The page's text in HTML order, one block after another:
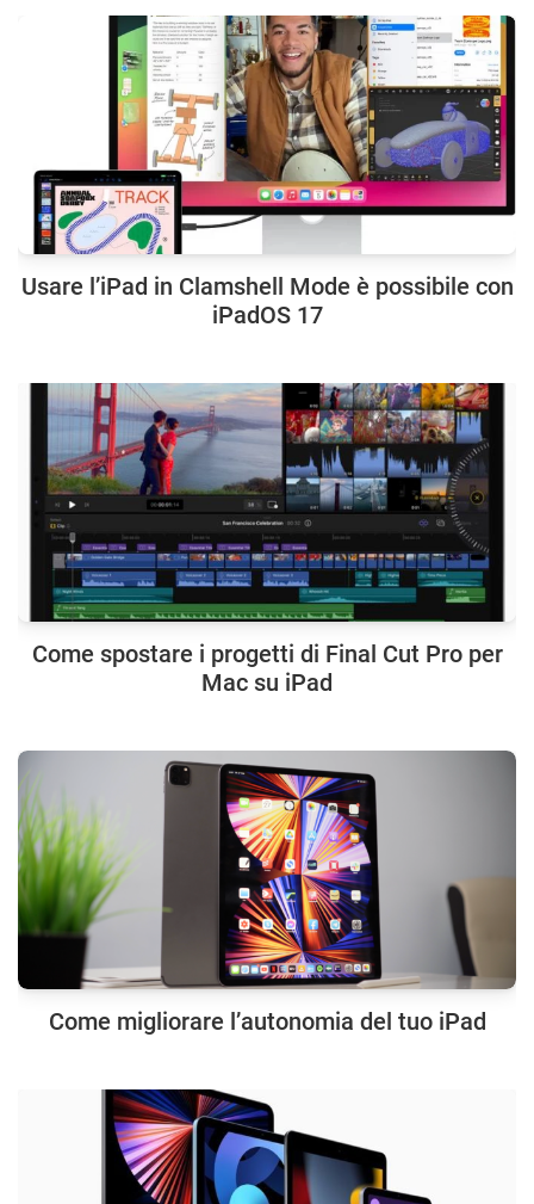
Usare l’iPad in Clamshell Mode è possibile con
iPadOS 17
Come spostare i progetti di Final Cut Pro per
Mac su iPad
Come migliorare l’autonomia del tuo iPad